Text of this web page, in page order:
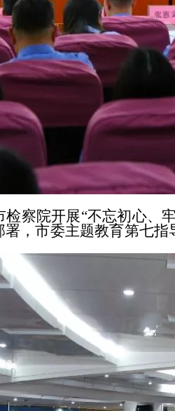
院开展“不忘初心、
，市委主题教育第七